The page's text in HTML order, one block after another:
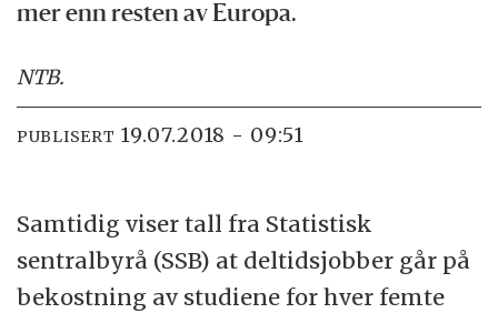
mer enn resten av Europa.
NTB.
PUBLISERT 19.07.2018 - 09:51
Samtidig viser tall fra Statistisk
sentralbyrå (SSB) at deltidsjobber går på
bekostning av studiene for hver femte